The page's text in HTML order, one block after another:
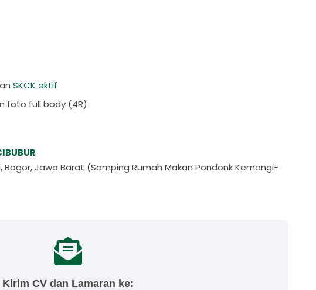
SKCK aktif
foto full body (4R)
Bogor, Jawa Barat (Samping Rumah Makan Pondonk Kemangi-
Kirim CV dan Lamaran ke: